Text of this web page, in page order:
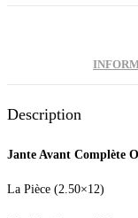
Description
Jante Avant Complète
La Pièce (2.50×12)